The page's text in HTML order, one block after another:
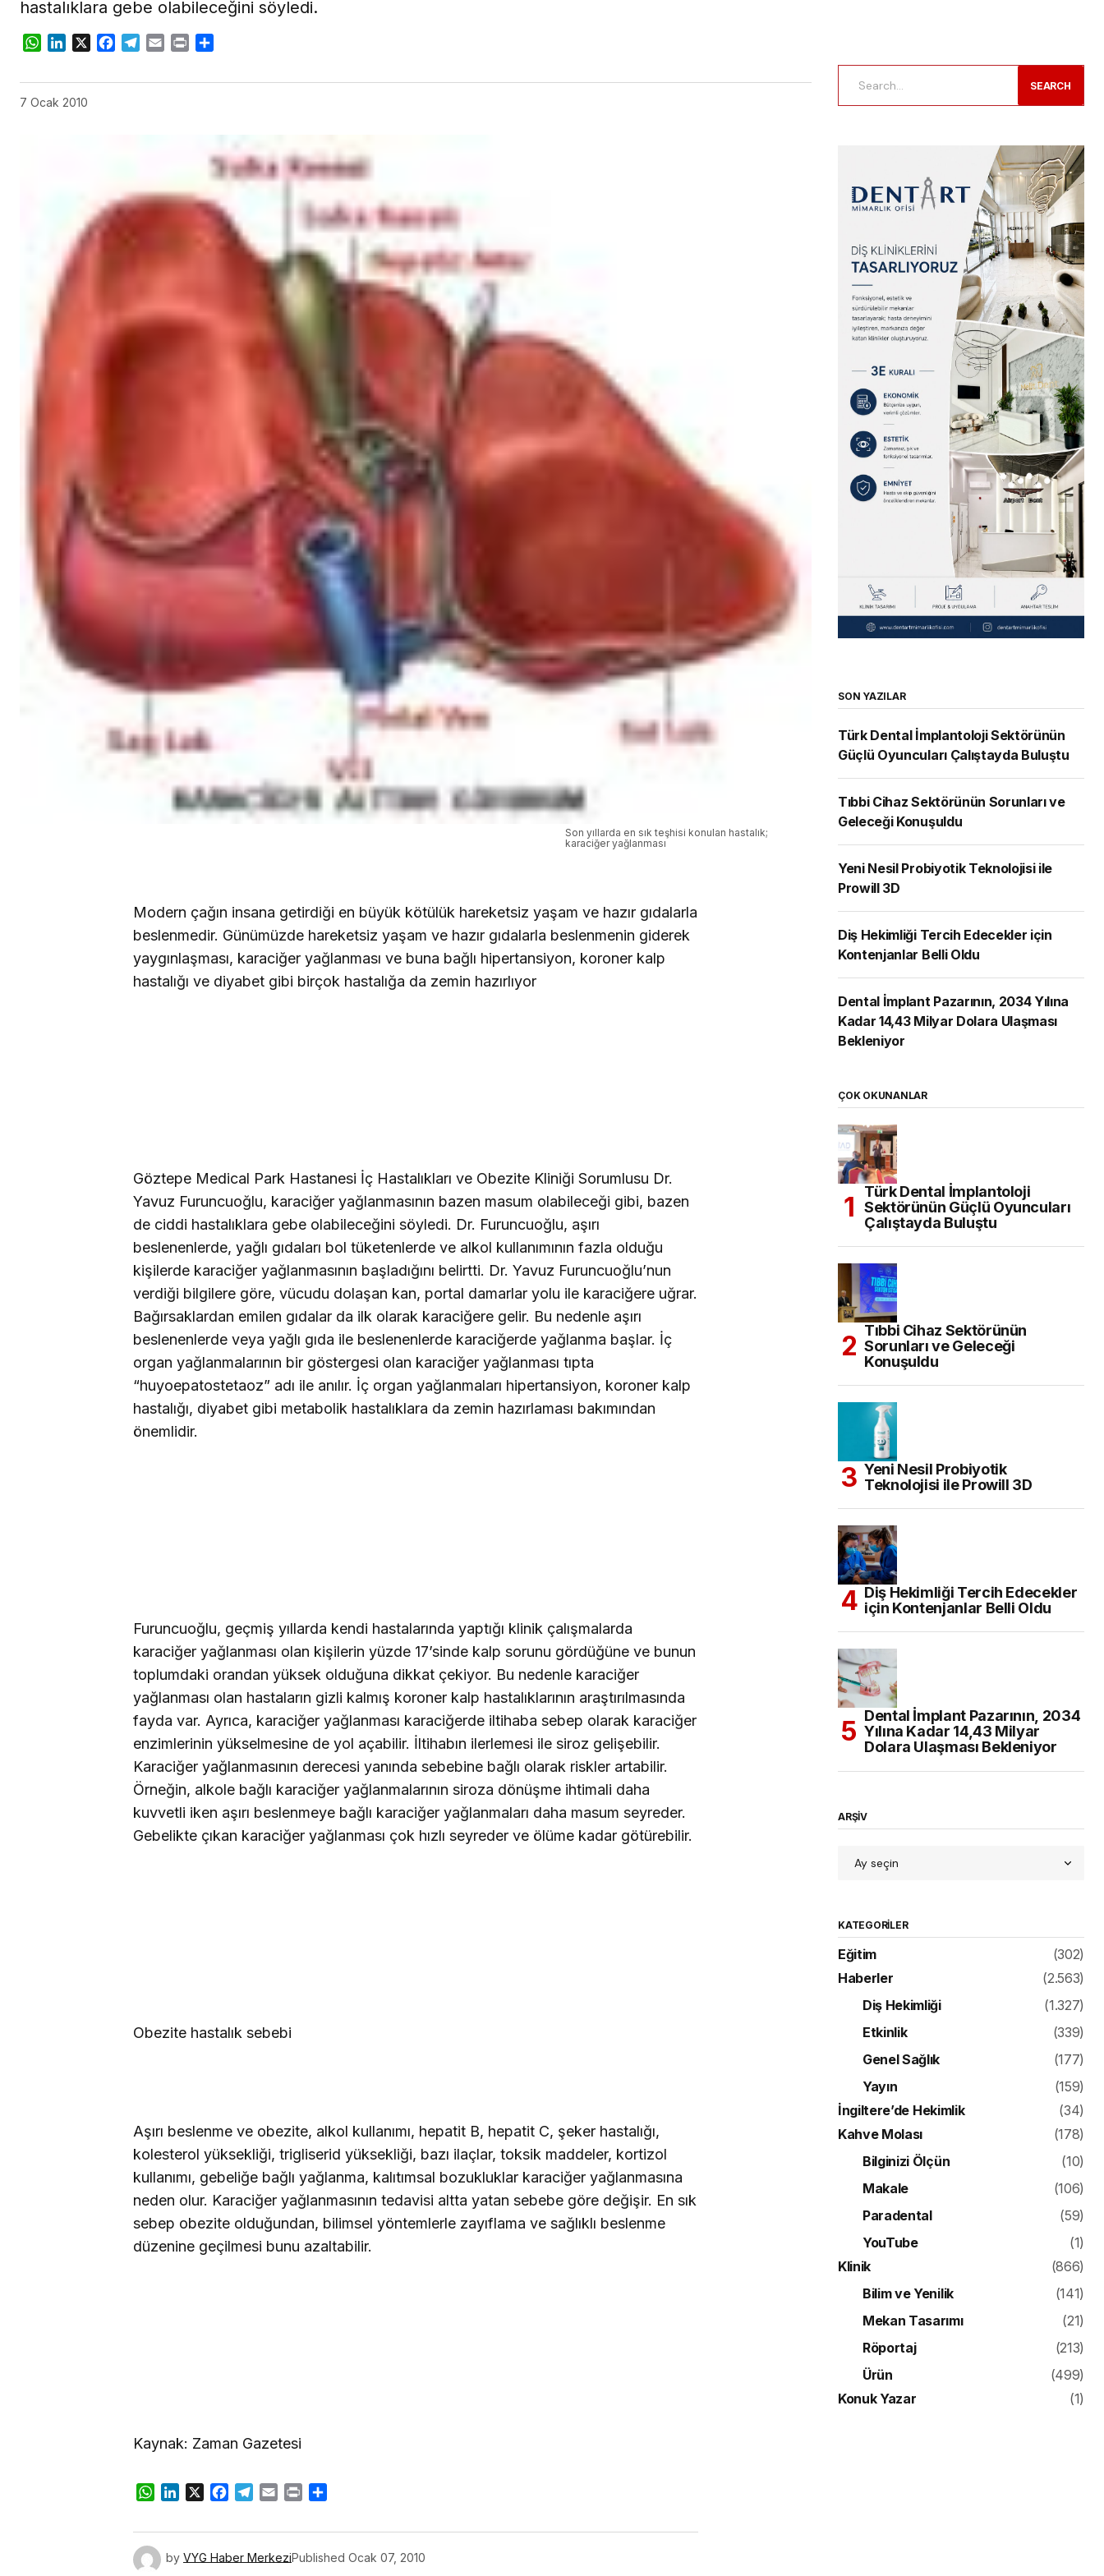
hastalıklara gebe olabileceğini söyledi.
WhatsApp
LinkedIn
X Facebook
Telegram
Email Print
7 Ocak 2010
Son yıllarda en sık teşhisi konulan hastalık;
karaciğer yağlanması
Modern çağın insana getirdiği en büyük kötülük hareketsiz yaşam ve hazır gıdalarla
beslenmedir. Günümüzde hareketsiz yaşam ve hazır gıdalarla beslenmenin giderek
yaygınlaşması, karaciğer yağlanması ve buna bağlı hipertansiyon, koroner kalp
hastalığı ve diyabet gibi birçok hastalığa da zemin hazırlıyor
Göztepe Medical Park Hastanesi İç Hastalıkları ve Obezite Kliniği Sorumlusu Dr.
Yavuz Furuncuoğlu, karaciğer yağlanmasının bazen masum olabileceği gibi, bazen
de ciddi hastalıklara gebe olabileceğini söyledi. Dr. Furuncuoğlu, aşırı
beslenenlerde, yağlı gıdaları bol tüketenlerde ve alkol kullanımının fazla olduğu
kişilerde karaciğer yağlanmasının başladığını belirtti. Dr. Yavuz Furuncuoğlu’nun
verdiği bilgilere göre, vücudu dolaşan kan, portal damarlar yolu ile karaciğere uğrar.
Bağırsaklardan emilen gıdalar da ilk olarak karaciğere gelir. Bu nedenle aşırı
beslenenlerde veya yağlı gıda ile beslenenlerde karaciğerde yağlanma başlar. İç
organ yağlanmalarının bir göstergesi olan karaciğer yağlanması tıpta
“huyoepatostetaoz” adı ile anılır. İç organ yağlanmaları hipertansiyon, koroner kalp
hastalığı, diyabet gibi metabolik hastalıklara da zemin hazırlaması bakımından
önemlidir.
Furuncuoğlu, geçmiş yıllarda kendi hastalarında yaptığı klinik çalışmalarda
karaciğer yağlanması olan kişilerin yüzde 17’sinde kalp sorunu gördüğüne ve bunun
toplumdaki orandan yüksek olduğuna dikkat çekiyor. Bu nedenle karaciğer
yağlanması olan hastaların gizli kalmış koroner kalp hastalıklarının araştırılmasında
fayda var. Ayrıca, karaciğer yağlanması karaciğerde iltihaba sebep olarak karaciğer
enzimlerinin yükselmesine de yol açabilir. İltihabın ilerlemesi ile siroz gelişebilir.
Karaciğer yağlanmasının derecesi yanında sebebine bağlı olarak riskler artabilir.
Örneğin, alkole bağlı karaciğer yağlanmalarının siroza dönüşme ihtimali daha
kuvvetli iken aşırı beslenmeye bağlı karaciğer yağlanmaları daha masum seyreder.
Gebelikte çıkan karaciğer yağlanması çok hızlı seyreder ve ölüme kadar götürebilir.
Obezite hastalık sebebi
Aşırı beslenme ve obezite, alkol kullanımı, hepatit B, hepatit C, şeker hastalığı,
kolesterol yüksekliği, trigliserid yüksekliği, bazı ilaçlar, toksik maddeler, kortizol
kullanımı, gebeliğe bağlı yağlanma, kalıtımsal bozukluklar karaciğer yağlanmasına
neden olur. Karaciğer yağlanmasının tedavisi altta yatan sebebe göre değişir. En sık
sebep obezite olduğundan, bilimsel yöntemlerle zayıflama ve sağlıklı beslenme
düzenine geçilmesi bunu azaltabilir.
Kaynak: Zaman Gazetesi
WhatsApp
LinkedIn
X Facebook
Telegram
Email Print
by VYG Haber MerkeziPublished Ocak 07, 2010
SEARCH
SON YAZILAR
Türk Dental İmplantoloji Sektörünün
Güçlü Oyuncuları Çalıştayda Buluştu
Tıbbi Cihaz Sektörünün Sorunları ve
Geleceği Konuşuldu
Yeni Nesil Probiyotik Teknolojisi ile
Prowill 3D
Diş Hekimliği Tercih Edecekler için
Kontenjanlar Belli Oldu
Dental İmplant Pazarının, 2034 Yılına
Kadar 14,43 Milyar Dolara Ulaşması
Bekleniyor
ÇOK OKUNANLAR
Türk Dental İmplantoloji
Sektörünün Güçlü Oyuncuları
Çalıştayda Buluştu
Tıbbi Cihaz Sektörünün
Sorunları ve Geleceği
Konuşuldu
Yeni Nesil Probiyotik
Teknolojisi ile Prowill 3D
Diş Hekimliği Tercih Edecekler
için Kontenjanlar Belli Oldu
Dental İmplant Pazarının, 2034
Yılına Kadar 14,43 Milyar
Dolara Ulaşması Bekleniyor
ARŞİV
KATEGORILER
Eğitim
(302)
Haberler
(2.563)
Diş Hekimliği
(1.327)
Etkinlik
(339)
Genel Sağlık
(177)
Yayın
(159)
İngiltere’de Hekimlik
(34)
Kahve Molası
(178)
Bilginizi Ölçün
(10)
Makale
(106)
Paradental
(59)
YouTube
(1)
Klinik
(866)
Bilim ve Yenilik
(141)
Mekan Tasarımı
(21)
Röportaj
(213)
Ürün
(499)
Konuk Yazar
(1)